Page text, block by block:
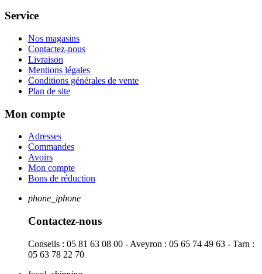
Service
Nos magasins
Contactez-nous
Livraison
Mentions légales
Conditions générales de vente
Plan de site
Mon compte
Adresses
Commandes
Avoirs
Mon compte
Bons de réduction
phone_iphone
Contactez-nous
Conseils : 05 81 63 08 00 - Aveyron : 05 65 74 49 63 - Tarn :
05 63 78 22 70